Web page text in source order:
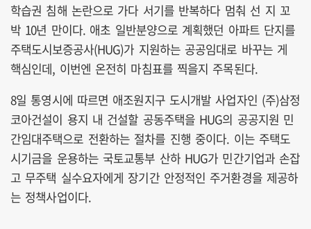
학습권 침해 논란으로 가다 서기를 반복하다 멈춰 선 지 꼬
박 10년 만이다. 애초 일반분양으로 계획했던 아파트 단지를
주택도시보증공사(HUG)가 지원하는 공공임대로 바꾸는 게
핵심인데, 이번엔 온전히 마침표를 찍을지 주목된다.
8일 통영시에 따르면 애조원지구 도시개발 사업자인 (주)삼정
코아건설이 용지 내 건설할 공동주택을 HUG의 공공지원 민
간임대주택으로 전환하는 절차를 진행 중이다. 이는 주택도
시기금을 운용하는 국토교통부 산하 HUG가 민간기업과 손잡
고 무주택 실수요자에게 장기간 안정적인 주거환경을 제공하
는 정책사업이다.